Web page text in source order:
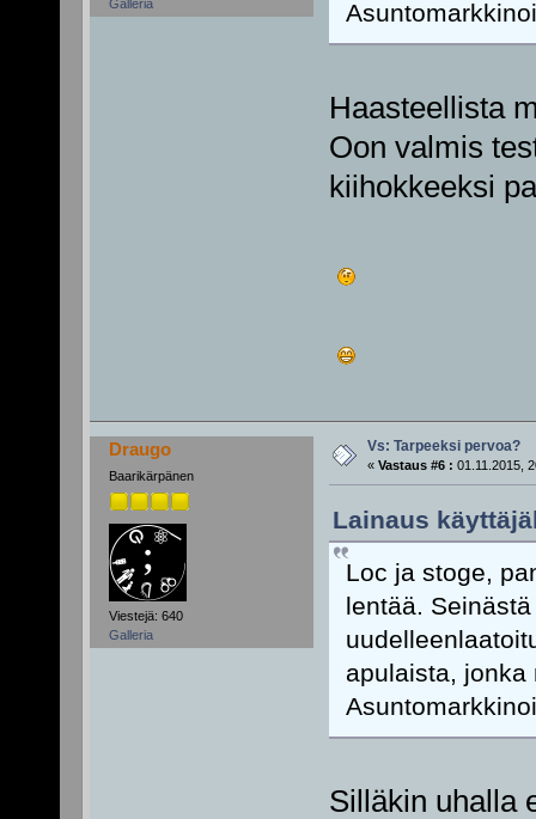
Galleria
Haasteellista
Oon valmis
kiihokkeeksi
Draugo
Baarikärpänen
Viestejä: 640
Galleria
Vs: Tarpeeksi pervoa?
« Vastaus #6 : 01.11.2015,
Lainaus
Loc ja stoge,
lentää.
apulaista, jonka
Silläkin uhalla